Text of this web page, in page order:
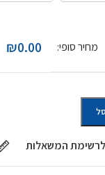
מחיר סופי: ₪0.00
המשאלות